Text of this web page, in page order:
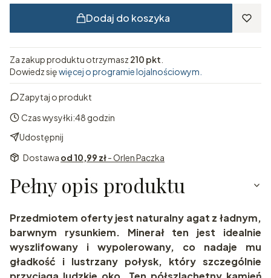
Dodaj do koszyka
Za zakup produktu otrzymasz 210 pkt
Dowiedz sięwięcej o programie lojalnościowym.
Zapytaj o produkt
Czas wysyłki:48 godzin
Udostępnij
Dostawa od 10,99 zł- Orlen Paczka
Pełny opis produktu
Przedmiotem oferty jest naturalny agat z ładnym,
barwnym rysunkiem. Minerał ten jest idealnie
wyszlifowany i wypolerowany, co nadaje mu
gładkość i lustrzany połysk, który szczególnie